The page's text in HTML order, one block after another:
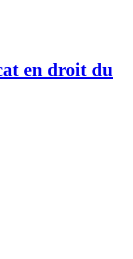
en droit du